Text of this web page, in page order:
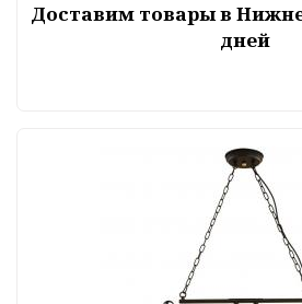
Доставим товары в
дней